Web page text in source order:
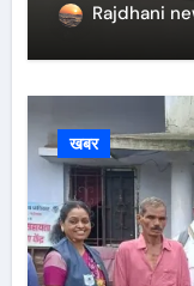
Rajdhani
खबर